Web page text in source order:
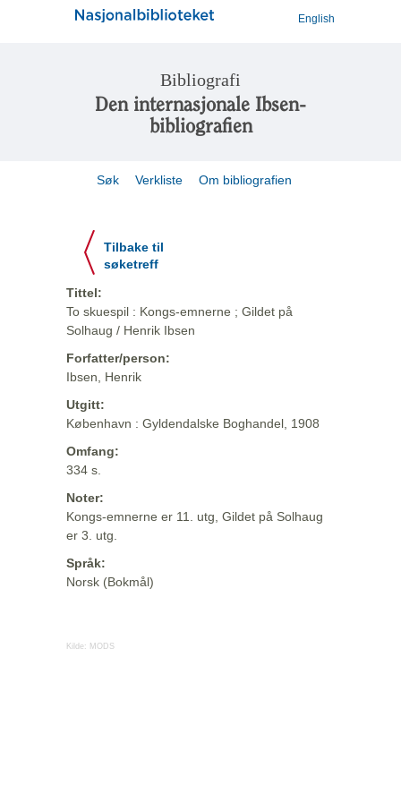
English
Bibliografi
Den internasjonale Ibsen-
bibliografien
Søk Verkliste Om bibliografien
Tilbake til
søketreff
Tittel:
To skuespil : Kongs-emnerne ; Gildet på
Solhaug / Henrik Ibsen
Forfatter/person:
Ibsen, Henrik
Utgitt:
København : Gyldendalske Boghandel, 1908
Omfang:
334 s.
Noter:
Kongs-emnerne er 11. utg, Gildet på Solhaug
er 3. utg.
Språk:
Norsk (Bokmål)
Kilde: MODS